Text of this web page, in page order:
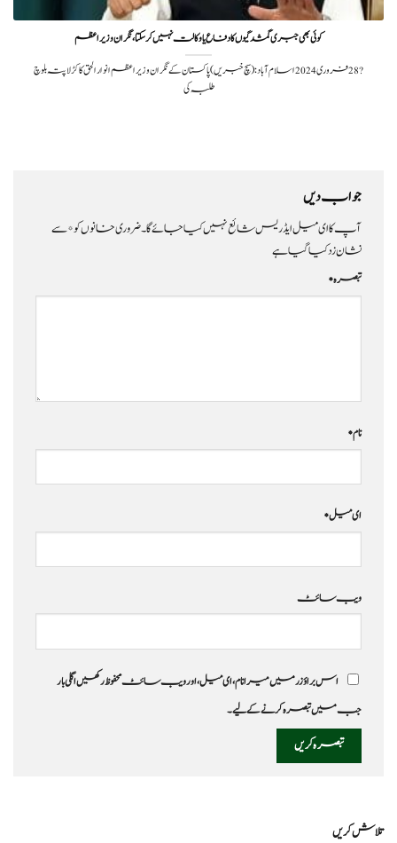
کوئی بھی جبری گمشدگیوں کا دفاع یا وکالت نہیں کر سکتا، نگران وزیراعظم
?️ 28 فروری 2024اسلام آباد: (سچ خبریں) پاکستان کے نگران وزیراعظم انوار الحق کاکڑ لاپتہ بلوچ
طلبہ کی
جواب دیں
آپ کا ای میل ایڈریس شائع نہیں کیا جائے گا۔ضروری خانوں کو*سے
نشان زد کیا گیا ہے
تبصرہ*
نام*
ای میل*
ویب‌ سائٹ
اس براؤزر میں میرا نام، ای میل، اور ویب سائٹ محفوظ رکھیں اگلی بار
جب میں تبصرہ کرنے کےلیے۔
تلاش کریں